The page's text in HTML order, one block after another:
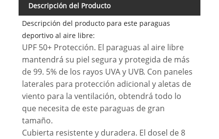
Descripción del Producto
Descripción del producto para este paraguas
deportivo al aire libre:
UPF 50+ Protección. El paraguas al aire libre
mantendrá su piel segura y protegida de más
de 99. 5% de los rayos UVA y UVB. Con paneles
laterales para protección adicional y aletas de
viento para la ventilación, obtendrá todo lo
que necesita de este paraguas de gran
tamaño.
Cubierta resistente y duradera. El dosel de 8